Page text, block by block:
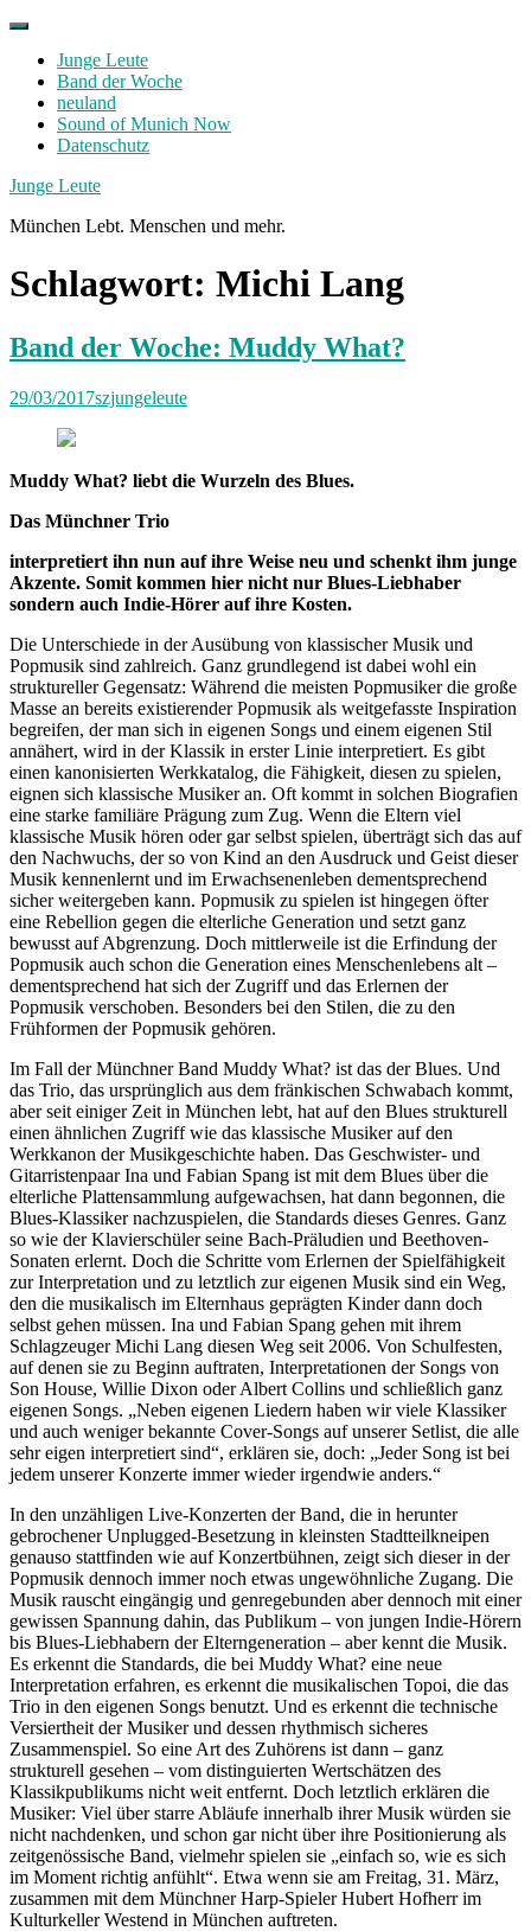
Skip
contentJunge Leute
Band der Woche
neuland
Sound of Munich Now
Datenschutz
Facebook
Twitter
Instagram
Junge Leute
München Lebt. Menschen und mehr.
Schlagwort: Michi Lang
Band der Woche: Muddy What?
29/03/2017szjungeleute
Muddy What? liebt die Wurzeln des Blues.
Das Münchner Trio
interpretiert ihn nun auf ihre Weise neu und schenkt ihm junge
Akzente. Somit kommen hier nicht nur Blues-Liebhaber
sondern auch Indie-Hörer auf ihre Kosten.
Die Unterschiede in der Ausübung von klassischer Musik und
Popmusik sind zahlreich. Ganz grundlegend ist dabei wohl ein
struktureller Gegensatz: Während die meisten Popmusiker die große
Masse an bereits existierender Popmusik als weitgefasste Inspiration
begreifen, der man sich in eigenen Songs und einem eigenen Stil
annähert, wird in der Klassik in erster Linie interpretiert. Es gibt
einen kanonisierten Werkkatalog, die Fähigkeit, diesen zu spielen,
eignen sich klassische Musiker an. Oft kommt in solchen Biografien
eine starke familiäre Prägung zum Zug. Wenn die Eltern viel
klassische Musik hören oder gar selbst spielen, überträgt sich das auf
den Nachwuchs, der so von Kind an den Ausdruck und Geist dieser
Musik kennenlernt und im Erwachsenenleben dementsprechend
sicher weitergeben kann. Popmusik zu spielen ist hingegen öfter
eine Rebellion gegen die elterliche Generation und setzt ganz
bewusst auf Abgrenzung. Doch mittlerweile ist die Erfindung der
Popmusik auch schon die Generation eines Menschenlebens alt –
dementsprechend hat sich der Zugriff und das Erlernen der
Popmusik verschoben. Besonders bei den Stilen, die zu den
Frühformen der Popmusik gehören.
Im Fall der Münchner Band Muddy What? ist das der Blues. Und
das Trio, das ursprünglich aus dem fränkischen Schwabach kommt,
aber seit einiger Zeit in München lebt, hat auf den Blues strukturell
einen ähnlichen Zugriff wie das klassische Musiker auf den
Werkkanon der Musikgeschichte haben. Das Geschwister- und
Gitarristenpaar Ina und Fabian Spang ist mit dem Blues über die
elterliche Plattensammlung aufgewachsen, hat dann begonnen, die
Blues-Klassiker nachzuspielen, die Standards dieses Genres. Ganz
so wie der Klavierschüler seine Bach-Präludien und Beethoven-
Sonaten erlernt. Doch die Schritte vom Erlernen der Spielfähigkeit
zur Interpretation und zu letztlich zur eigenen Musik sind ein Weg,
den die musikalisch im Elternhaus geprägten Kinder dann doch
selbst gehen müssen. Ina und Fabian Spang gehen mit ihrem
Schlagzeuger Michi Lang diesen Weg seit 2006. Von Schulfesten,
auf denen sie zu Beginn auftraten, Interpretationen der Songs von
Son House, Willie Dixon oder Albert Collins und schließlich ganz
eigenen Songs. „Neben eigenen Liedern haben wir viele Klassiker
und auch weniger bekannte Cover-Songs auf unserer Setlist, die alle
sehr eigen interpretiert sind“, erklären sie, doch: „Jeder Song ist bei
jedem unserer Konzerte immer wieder irgendwie anders.“
In den unzähligen Live-Konzerten der Band, die in herunter
gebrochener Unplugged-Besetzung in kleinsten Stadtteilkneipen
genauso stattfinden wie auf Konzertbühnen, zeigt sich dieser in der
Popmusik dennoch immer noch etwas ungewöhnliche Zugang. Die
Musik rauscht eingängig und genregebunden aber dennoch mit einer
gewissen Spannung dahin, das Publikum – von jungen Indie-Hörern
bis Blues-Liebhabern der Elterngeneration – aber kennt die Musik.
Es erkennt die Standards, die bei Muddy What? eine neue
Interpretation erfahren, es erkennt die musikalischen Topoi, die das
Trio in den eigenen Songs benutzt. Und es erkennt die technische
Versiertheit der Musiker und dessen rhythmisch sicheres
Zusammenspiel. So eine Art des Zuhörens ist dann – ganz
strukturell gesehen – vom distinguierten Wertschätzen des
Klassikpublikums nicht weit entfernt. Doch letztlich erklären die
Musiker: Viel über starre Abläufe innerhalb ihrer Musik würden sie
nicht nachdenken, und schon gar nicht über ihre Positionierung als
zeitgenössische Band, vielmehr spielen sie „einfach so, wie es sich
im Moment richtig anfühlt“. Etwa wenn sie am Freitag, 31. März,
zusammen mit dem Münchner Harp-Spieler Hubert Hofherr im
Kulturkeller Westend in München auftreten.